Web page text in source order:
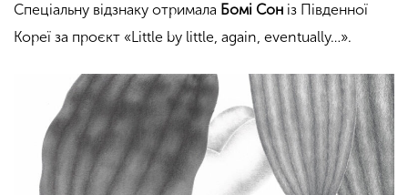
Спеціальну відзнаку отримала Бомі Сон із Південної
Кореї за проєкт «Little by little, again, eventually…».